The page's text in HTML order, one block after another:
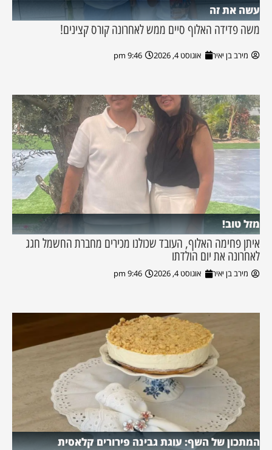
עשה את זה
משה פדידה האלוף סיים ממש לאחרונה קורס קצינים!
מירב בן יאיר אוגוסט 4, 2026 9:46 pm
מזל טוב!
איתן פחימה האלוף, העובד שכולנו מכירים מחברת החשמל חגג
לאחרונה את יום הולדתו
מירב בן יאיר אוגוסט 4, 2026 9:46 pm
המתכון של השף: עוגת גבינה פירורים קלאסית